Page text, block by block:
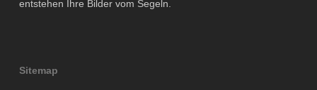
entstehen Ihre Bilder vom Segeln.
Sitemap